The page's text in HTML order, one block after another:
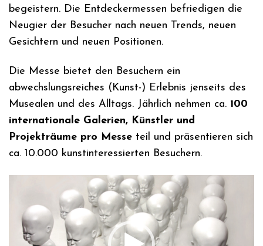
begeistern. Die Entdeckermessen befriedigen die
Neugier der Besucher nach neuen Trends, neuen
Gesichtern und neuen Positionen.
Die Messe bietet den Besuchern ein
abwechslungsreiches (Kunst-) Erlebnis jenseits des
Musealen und des Alltags. Jährlich nehmen ca. 100
internationale Galerien, Künstler und
Projekträume pro Messe teil und präsentieren sich
ca. 10.000 kunstinteressierten Besuchern.